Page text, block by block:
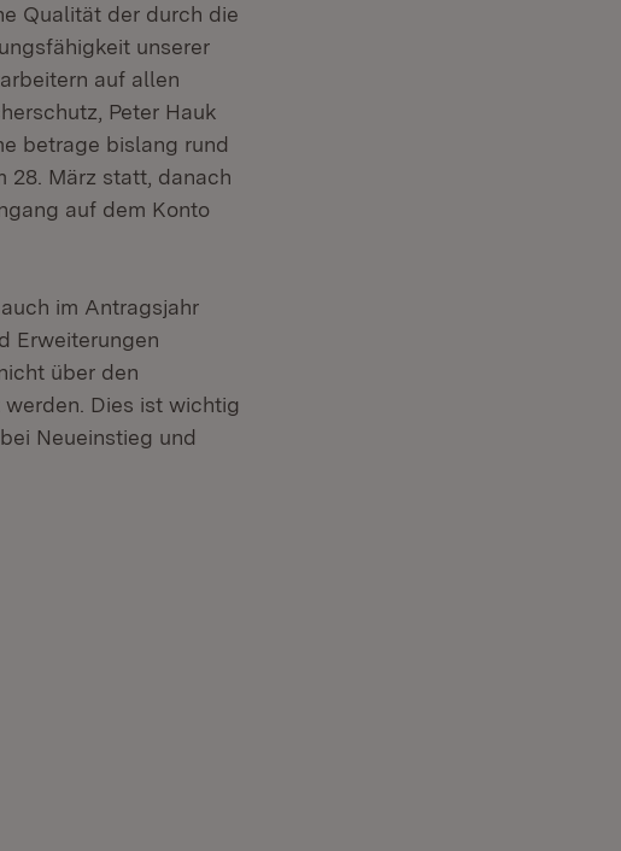
Qualität der durch die
unserer
auf allen
Peter Hauk
betrage bislang rund
28. März statt, danach
auf dem Konto
im Antragsjahr
Erweiterungen
über den
Dies ist wichtig
Neueinstieg und